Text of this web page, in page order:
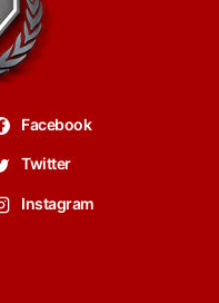
Facebook
Twitter
Instagram